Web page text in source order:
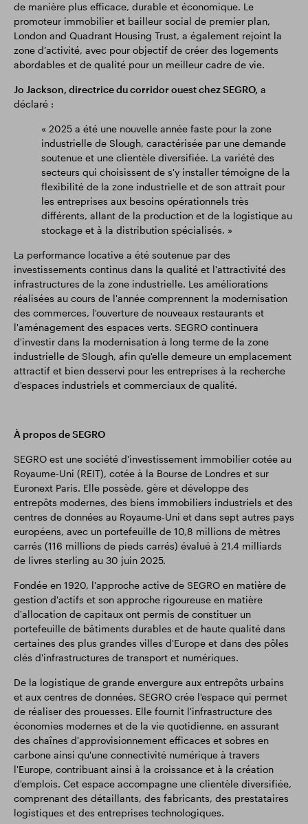
de manière plus efficace, durable et économique. Le
promoteur immobilier et bailleur social de premier plan,
London and Quadrant Housing Trust, a également rejoint la
zone d’activité, avec pour objectif de créer des logements
abordables et de qualité pour un meilleur cadre de vie.
Jo Jackson, directrice du corridor ouest chez SEGRO, a
déclaré :
« 2025 a été une nouvelle année faste pour la zone
industrielle de Slough, caractérisée par une demande
soutenue et une clientèle diversifiée. La variété des
secteurs qui choisissent de s'y installer témoigne de la
flexibilité de la zone industrielle et de son attrait pour
les entreprises aux besoins opérationnels très
différents, allant de la production et de la logistique au
stockage et à la distribution spécialisés. »
La performance locative a été soutenue par des
investissements continus dans la qualité et l'attractivité des
infrastructures de la zone industrielle. Les améliorations
réalisées au cours de l'année comprennent la modernisation
des commerces, l'ouverture de nouveaux restaurants et
l'aménagement des espaces verts. SEGRO continuera
d'investir dans la modernisation à long terme de la zone
industrielle de Slough, afin qu'elle demeure un emplacement
attractif et bien desservi pour les entreprises à la recherche
d'espaces industriels et commerciaux de qualité.
À propos de SEGRO
SEGRO est une société d'investissement immobilier cotée au
Royaume-Uni (REIT), cotée à la Bourse de Londres et sur
Euronext Paris. Elle possède, gère et développe des
entrepôts modernes, des biens immobiliers industriels et des
centres de données au Royaume-Uni et dans sept autres pays
européens, avec un portefeuille de 10,8 millions de mètres
carrés (116 millions de pieds carrés) évalué à 21,4 milliards
de livres sterling au 30 juin 2025.
Fondée en 1920, l'approche active de SEGRO en matière de
gestion d'actifs et son approche rigoureuse en matière
d'allocation de capitaux ont permis de constituer un
portefeuille de bâtiments durables et de haute qualité dans
certaines des plus grandes villes d'Europe et dans des pôles
clés d'infrastructures de transport et numériques.
De la logistique de grande envergure aux entrepôts urbains
et aux centres de données, SEGRO crée l'espace qui permet
de réaliser des prouesses. Elle fournit l'infrastructure des
économies modernes et de la vie quotidienne, en assurant
des chaînes d'approvisionnement efficaces et sobres en
carbone ainsi qu'une connectivité numérique à travers
l'Europe, contribuant ainsi à la croissance et à la création
d'emplois. Cet espace accompagne une clientèle diversifiée,
comprenant des détaillants, des fabricants, des prestataires
logistiques et des entreprises technologiques.